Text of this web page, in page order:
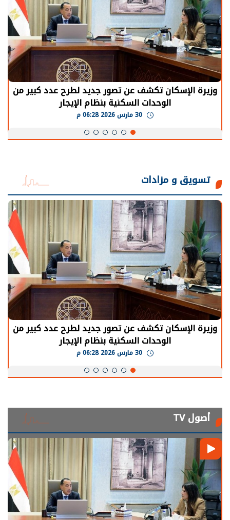
وزيرة الإسكان تكشف عن تصور جديد لطرح عدد كبير من
الوحدات السكنية بنظام الإيجار
تسويق و مزادات
وزيرة الإسكان تكشف عن تصور جديد لطرح عدد كبير من
الوحدات السكنية بنظام الإيجار
أصول TV